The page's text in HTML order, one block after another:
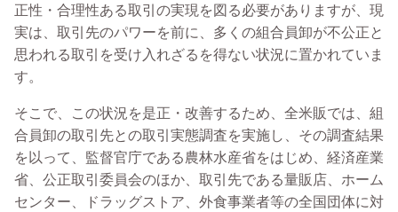
正性・合理性ある取引の実現を図る必要がありますが、現
実は、取引先のパワーを前に、多くの組合員卸が不公正と
思われる取引を受け入れざるを得ない状況に置かれていま
す。
そこで、この状況を是正・改善するため、全米販では、組
合員卸の取引先との取引実態調査を実施し、その調査結果
を以って、監督官庁である農林水産省をはじめ、経済産業
省、公正取引委員会のほか、取引先である量販店、ホーム
センター、ドラッグストア、外食事業者等の全国団体に対